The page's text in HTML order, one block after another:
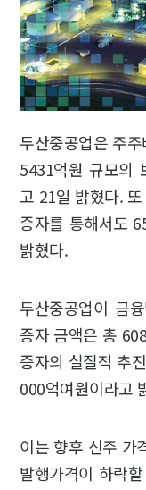
두산중공업은 주
5431억원 규모의
고 21일 밝혔다.
증자를 통해서도
밝혔다.
두산중공업이 금
증자 금액은 총
증자의 실질적 추
000억여원이라고
이는 향후 신주 가
발행가격이 하락